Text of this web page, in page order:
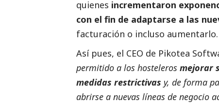
quienes incrementaron
con el fin de adaptarse a las
facturación o incluso aumentarlo.
Así pues, el CEO de Pikotea
permitido a los hosteleros mejorar
medidas restrictivas y, de forma
abrirse a nuevas líneas de negocio